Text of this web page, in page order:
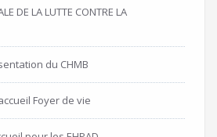
DE LA LUTTE CONTRE LA
du CHMB
Foyer de vie